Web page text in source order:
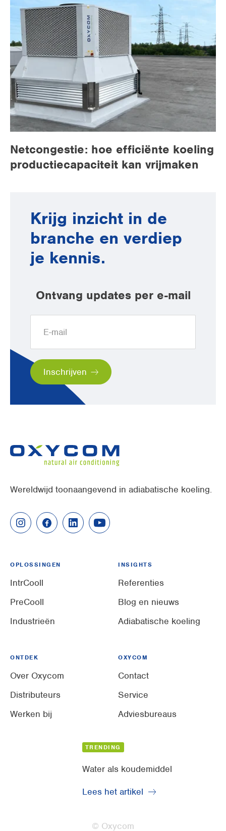
Netcongestie: hoe efficiënte koeling
productiecapaciteit kan vrijmaken
Krijg inzicht in de
branche en verdiep
je kennis.
Ontvang updates per e-mail
Wereldwijd toonaangevend in adiabatische koeling.
OPLOSSINGEN
IntrCooll
PreCooll
Industrieën
INSIGHTS
Referenties
Blog en nieuws
Adiabatische koeling
ONTDEK
Over Oxycom
Distributeurs
Werken bij
OXYCOM
Contact
Service
Adviesbureaus
TRENDING
Water als koudemiddel
Lees het artikel
© Oxycom